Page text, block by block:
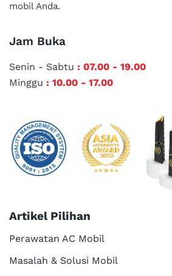
mobil Anda.
Jam Buka
Senin - Sabtu : 07.00 - 19.00
Minggu : 10.00 - 17.00
Artikel Pilihan
Perawatan AC Mobil
Masalah & Solusi Mobil